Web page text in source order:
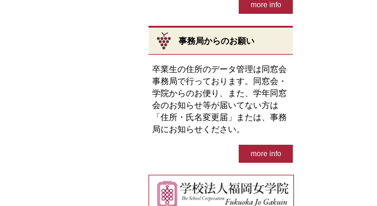
more info
事務局からのお願い
卒業生の住所のデータ管理は同窓会
事務局で行っております。同窓会・
学院からのお便り、また、学年同窓
会のお知らせ等が届いてない方は
「住所・氏名変更届」または、事務
局にお知らせください。
more info